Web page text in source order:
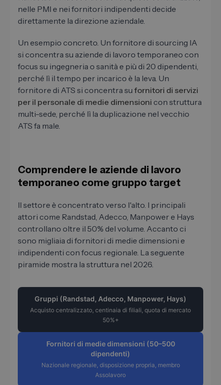
nelle PMI e nei fornitori indipendenti decide
direttamente la direzione aziendale.
Un esempio concreto. Un fornitore di sourcing IA
si concentra su aziende di lavoro temporaneo con
focus su ingegneria o sanità e più di 20 dipendenti,
perché lì il tempo per incarico è la leva. Un
fornitore di ATS si concentra su fornitori di servizi
per il personale di medie dimensioni con struttura
multi-sede, perché lì la duplicazione nel vecchio
ATS fa male.
Comprendere le aziende di lavoro
temporaneo come gruppo target
Il settore è concentrato verso l'alto. I principali
attori come Randstad, Adecco, Manpower e Hays
controllano oltre il 50% del volume. Accanto ci
sono migliaia di fornitori di medie dimensioni e
indipendenti con focus regionale. La seguente
piramide mostra la struttura nel 2026.
Gruppi (Randstad, Adecco, Manpower, Hays)
Acquisto centralizzato, centinaia di filiali, quota di mercato
50%+
Fornitori di medie dimensioni (50–500
dipendenti)
Nazionale regionale, disposizione propria, membro
Assolavoro